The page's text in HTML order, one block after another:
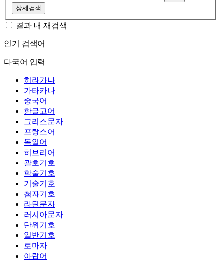
상세검색
결과 내 재검색
인기 검색어
다국어 입력
히라가나
가타카나
중국어
한글고어
그리스문자
프랑스어
독일어
히브리어
괄호기호
학술기호
기술기호
첨자기호
라틴문자
러시아문자
단위기호
일반기호
로마자
아랍어